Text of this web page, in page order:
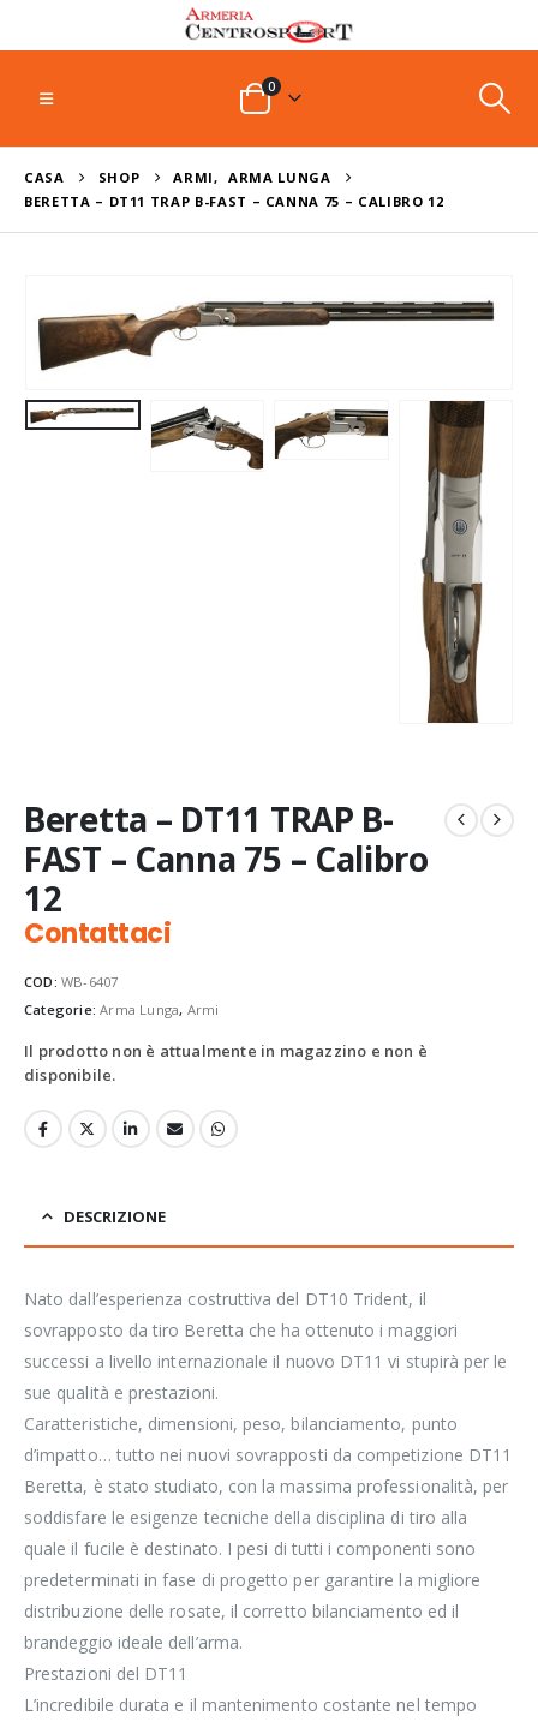
0
CASA SHOP ARMI,
ARMA LUNGA
BERETTA – DT11 TRAP B-FAST – CANNA 75 – CALIBRO 12
Beretta – DT11 TRAP B-
FAST – Canna 75 – Calibro
12
Contattaci
COD: WB-6407
Categorie:Arma Lunga, Armi
Il prodotto non è attualmente in magazzino e non è
disponibile.
DESCRIZIONE
Nato dall’esperienza costruttiva del DT10 Trident, il
sovrapposto da tiro Beretta che ha ottenuto i maggiori
successi a livello internazionale il nuovo DT11 vi stupirà per le
sue qualità e prestazioni.
Caratteristiche, dimensioni, peso, bilanciamento, punto
d’impatto… tutto nei nuovi sovrapposti da competizione DT11
Beretta, è stato studiato, con la massima professionalità, per
soddisfare le esigenze tecniche della disciplina di tiro alla
quale il fucile è destinato. I pesi di tutti i componenti sono
predeterminati in fase di progetto per garantire la migliore
distribuzione delle rosate, il corretto bilanciamento ed il
brandeggio ideale dell’arma.
Prestazioni del DT11
L’incredibile durata e il mantenimento costante nel tempo